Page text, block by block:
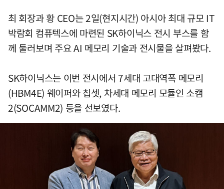
최 회장과 황 CEO는 2일(현지시간) 아시아 최대 규모 IT
박람회 컴퓨텍스에 마련된 SK하이닉스 전시 부스를 함
께 둘러보며 주요 AI 메모리 기술과 전시물을 살펴봤다.
SK하이닉스는 이번 전시에서 7세대 고대역폭 메모리
(HBM4E) 웨이퍼와 칩셋, 차세대 메모리 모듈인 소캠
2(SOCAMM2) 등을 선보였다.